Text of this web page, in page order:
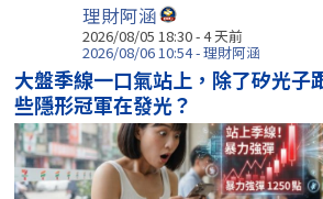
理財阿涵
2026/08/05 18:30 - 4 天前
2026/08/06 10:54 - 理財阿涵
大盤季線一口氣站上，除了矽光子
些隱形冠軍在發光？